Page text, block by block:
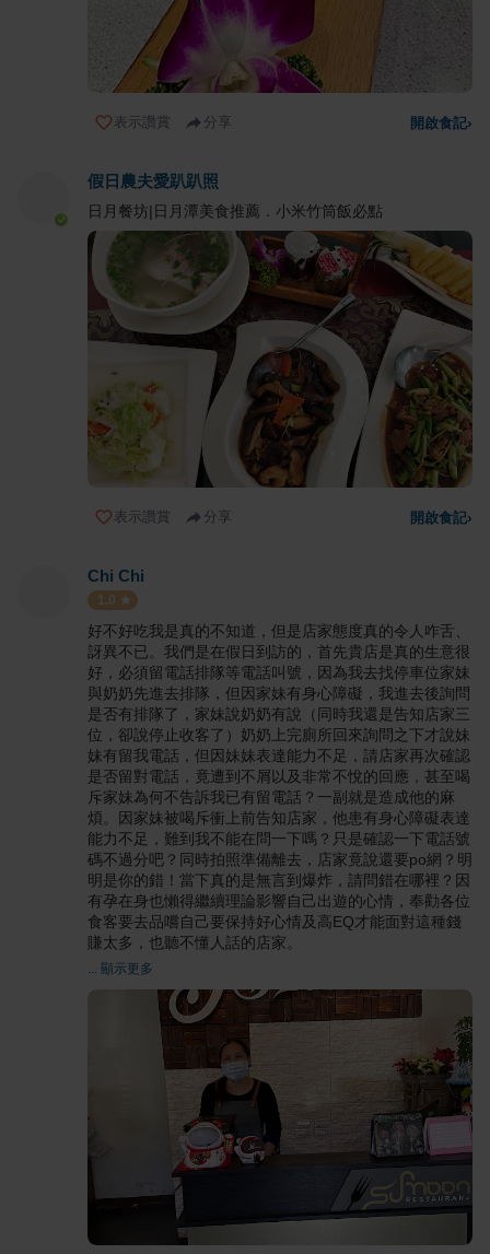
表示讚賞 分享 開啟食記›
假日農夫愛趴趴照
日月餐坊|日月潭美食推薦．小米竹筒飯必點
表示讚賞 分享 開啟食記›
Chi Chi
1.0
好不好吃我是真的不知道，但是店家態度真的令人咋舌、
訝異不已。我們是在假日到訪的，首先貴店是真的生意很
好，必須留電話排隊等電話叫號，因為我去找停車位家妹
與奶奶先進去排隊，但因家妹有身心障礙，我進去後詢問
是否有排隊了，家妹說奶奶有說（同時我還是告知店家三
位，卻說停止收客了）奶奶上完廁所回來詢問之下才說妹
妹有留我電話，但因妹妹表達能力不足，請店家再次確認
是否留對電話，竟遭到不屑以及非常不悅的回應，甚至喝
斥家妹為何不告訴我已有留電話？一副就是造成他的麻
煩。因家妹被喝斥衝上前告知店家，他患有身心障礙表達
能力不足，難到我不能在問一下嗎？只是確認一下電話號
碼不過分吧？同時拍照準備離去，店家竟說還要po網？明
明是你的錯！當下真的是無言到爆炸，請問錯在哪裡？因
有孕在身也懶得繼續理論影響自己出遊的心情，奉勸各位
食客要去品嚐自己要保持好心情及高EQ才能面對這種錢
賺太多，也聽不懂人話的店家。
... 顯示更多